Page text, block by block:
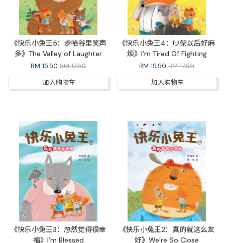
《快乐小兔王5：步哈谷里笑声
多》The Valley of Laughter
RM 15.50 RM 17.50
加入购物车
《快乐小兔王4：吵架以后好麻
烦》I’m Tired Of Fighting
RM 15.50 RM 17.50
加入购物车
《快乐小兔王3：忽然觉得很幸
福》I’m Blessed
《快乐小兔王2：真的就这么友
好》We’re So Close